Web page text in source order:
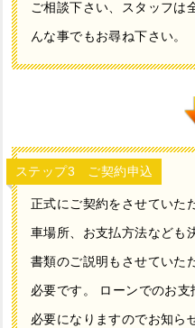
ご相談下さい、スタッフは
んな事でもお尋ね下さい。
ステップ3 ご契約申込
正式にご契約をさせていた
車場所、お支払方法なども
書類のご説明もさせていた
必要です。 ローンでのお
必要になりますのでお知ら